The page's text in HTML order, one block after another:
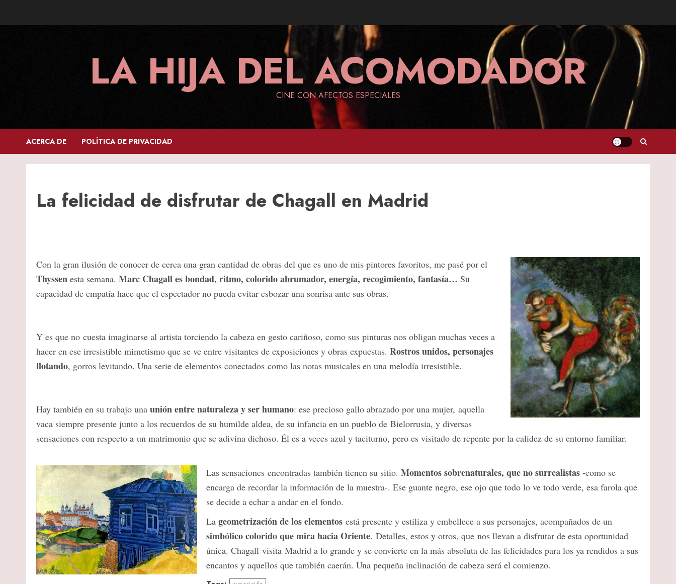
LA HIJA DEL ACOMODADOR
CINE CON AFECTOS ESPECIALES
ACERCA DE POLÍTICA DE PRIVACIDAD
La felicidad de disfrutar de Chagall en Madrid
Con la gran ilusión de conocer de cerca una gran cantidad de obras del que es uno de mis pintores favoritos, me pasé por el
Thyssen esta semana. Marc Chagall es bondad, ritmo, colorido abrumador, energía, recogimiento, fantasía… Su
capacidad de empatía hace que el espectador no pueda evitar esbozar una sonrisa ante sus obras.
Y es que no cuesta imaginarse al artista torciendo la cabeza en gesto cariñoso, como sus pinturas nos obligan muchas veces a
hacer en ese irresistible mimetismo que se ve entre visitantes de exposiciones y obras expuestas. Rostros unidos, personajes
flotando, gorros levitando. Una serie de elementos conectados como las notas musicales en una melodía irresistible.
Hay también en su trabajo una unión entre naturaleza y ser humano: ese precioso gallo abrazado por una mujer, aquella
vaca siempre presente junto a los recuerdos de su humilde aldea, de su infancia en un pueblo de Bielorrusia, y diversas
sensaciones con respecto a un matrimonio que se adivina dichoso. Él es a veces azul y taciturno, pero es visitado de repente por la calidez de su entorno familiar.
Las sensaciones encontradas también tienen su sitio. Momentos sobrenaturales, que no surrealistas -como se
encarga de recordar la información de la muestra-. Ese guante negro, ese ojo que todo lo ve todo verde, esa farola que
se decide a echar a andar en el fondo.
La geometrización de los elementos está presente y estiliza y embellece a sus personajes, acompañados de un
simbólico colorido que mira hacia Oriente. Detalles, estos y otros, que nos llevan a disfrutar de esta oportunidad
única. Chagall visita Madrid a lo grande y se convierte en la más absoluta de las felicidades para los ya rendidos a sus
encantos y aquellos que también caerán. Una pequeña inclinación de cabeza será el comienzo.